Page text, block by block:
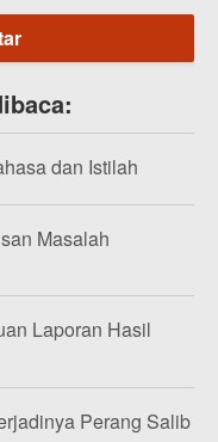
dan Istilah
Masalah
Laporan Hasil
Perang Salib